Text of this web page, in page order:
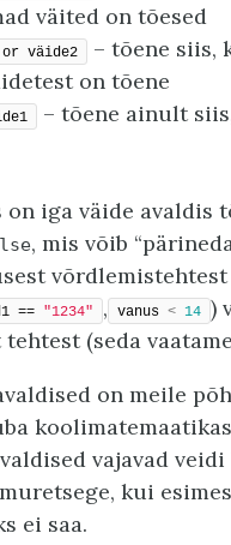
väited on tõesed
väide2 – tõene siis,
on tõene
– tõene ainult
on iga väide avaldis
, mis võib
== "1234" , vanus < 14 )
(seda
on meile
vajavad
kui
ei saa.